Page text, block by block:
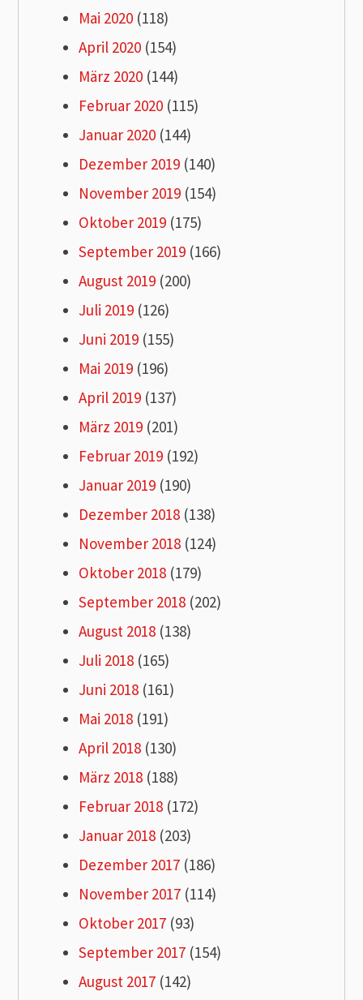
Mai 2020 (118)
April 2020 (154)
März 2020 (144)
Februar 2020 (115)
Januar 2020 (144)
Dezember 2019 (140)
November 2019 (154)
Oktober 2019 (175)
September 2019 (166)
August 2019 (200)
Juli 2019 (126)
Juni 2019 (155)
Mai 2019 (196)
April 2019 (137)
März 2019 (201)
Februar 2019 (192)
Januar 2019 (190)
Dezember 2018 (138)
November 2018 (124)
Oktober 2018 (179)
September 2018 (202)
August 2018 (138)
Juli 2018 (165)
Juni 2018 (161)
Mai 2018 (191)
April 2018 (130)
März 2018 (188)
Februar 2018 (172)
Januar 2018 (203)
Dezember 2017 (186)
November 2017 (114)
Oktober 2017 (93)
September 2017 (154)
August 2017 (142)